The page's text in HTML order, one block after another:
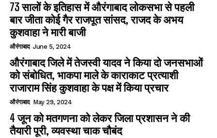
73 सालों के इतिहास में औरंगाबाद लोकसभा से पहली
बार जीता कोई गैर राजपूत सांसद, राजद के अभय
कुशवाहा ने मारी बाजी
औरंगाबाद June 5, 2024
औरंगाबाद जिले में तेजस्वी यादव ने किया दो जनसभाओं
को संबोधित, भाकपा माले के काराकाट प्रत्याशी
राजाराम सिंह कुशवाहा के पक्ष में किया प्रचार
औरंगाबाद May 29, 2024
4 जून को मतगणना को लेकर जिला प्रशासन ने की
तैयारी पूरी, व्यवस्था चाक चौबंद